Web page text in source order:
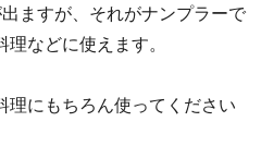
ますが、それがナンプラーで
などに使えます。
理にもちろん使ってください